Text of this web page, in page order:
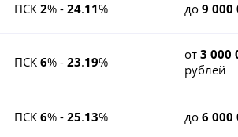
ПСК 2% - 24.11% до9 000
ПСК 6% - 23.19% от3 000
рублей
ПСК 6% - 25.13% до6 000